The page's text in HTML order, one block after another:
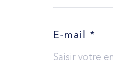
E-mail *